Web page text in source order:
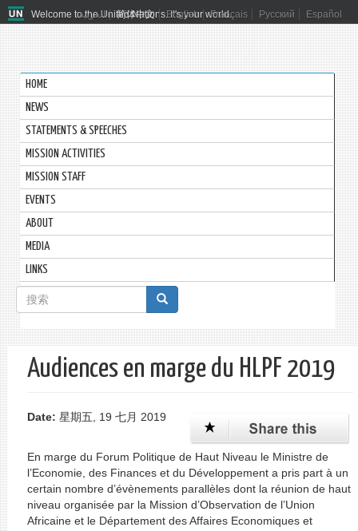
Welcome to the United Nations. It's your world.
العربية 简体中文 English Français Русский Español
HOME
NEWS
STATEMENTS & SPEECHES
MISSION ACTIVITIES
MISSION STAFF
EVENTS
ABOUT
MEDIA
LINKS
搜
索
表
单
搜索
Audiences en marge du HLPF 2019
Date: 星期五, 19 七月 2019
En marge du Forum Politique de Haut Niveau le Ministre de
l’Economie, des Finances et du Développement a pris part à un
certain nombre d’évènements parallèles dont la réunion de haut
niveau organisée par la Mission d’Observation de l’Union
Africaine et le Département des Affaires Economiques et